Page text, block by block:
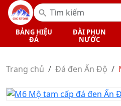
BẢNG HIỆU
ĐÁ
ĐÀI PHUN
NƯỚC
Trang chủ Đá đen Ấn Độ